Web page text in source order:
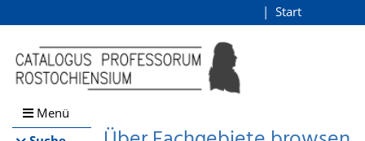
Browsen
direkt zum Inhalt
Start
Menü